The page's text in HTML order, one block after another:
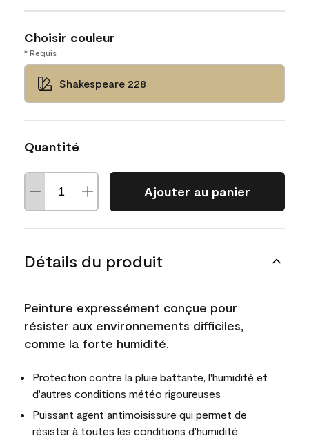
Choisir couleur
* Requis
Shakespeare 228
Quantité
Ajouter au panier
Détails du produit
Peinture expressément conçue pour
résister aux environnements difficiles,
comme la forte humidité.
Protection contre la pluie battante, l'humidité et
d'autres conditions météo rigoureuses
Puissant agent antimoisissure qui permet de
résister à toutes les conditions d'humidité